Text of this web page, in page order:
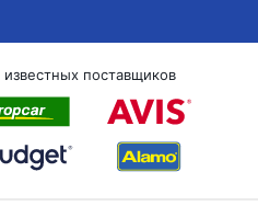
поставщиков